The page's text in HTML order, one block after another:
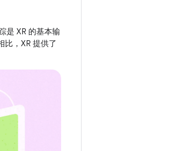
是 XR 的基本输
比，XR 提供了